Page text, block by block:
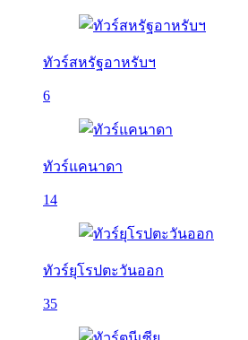
ทัวร์สหรัฐอาหรับฯ
6
ทัวร์แคนาดา
14
ทัวร์ยุโรปตะวันออก
35